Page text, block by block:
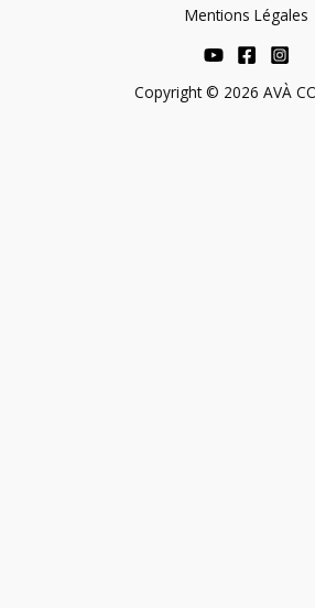
Mentions Légales
Copyright © 2026 AVÀ